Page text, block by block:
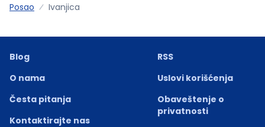
Posao Ivanjica
Blog
O nama
Česta pitanja
Kontaktirajte nas
RSS
Uslovi korišćenja
Obaveštenje o
privatnosti